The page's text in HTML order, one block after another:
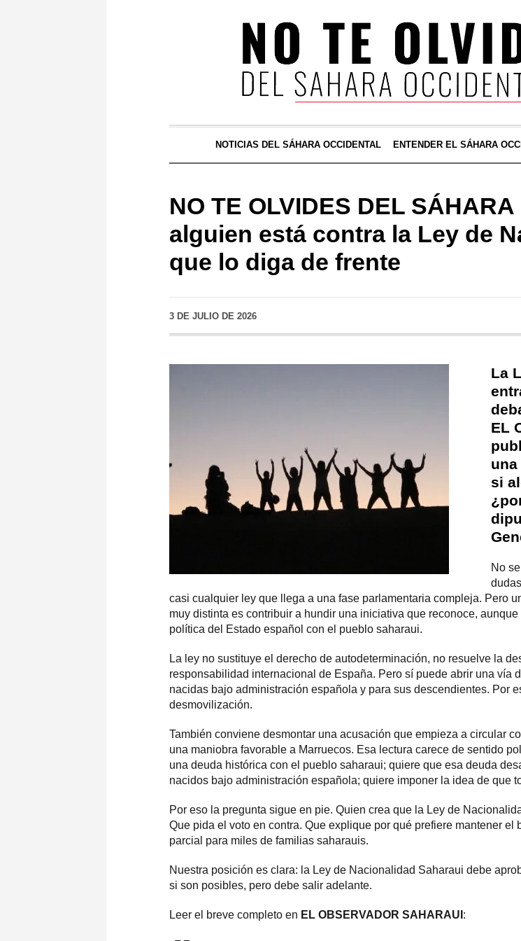
NOTICIAS DEL SÁHARA OCCIDENTAL ENTENDER EL SÁHARA
NO TE OLVIDES DEL
alguien está contra la Ley de
que lo diga de frente
3 DE JULIO DE 2026
La
EL
si
No
casi cualquier ley que llega a una fase parlamentaria compleja. Pero
muy distinta es contribuir a hundir una iniciativa que reconoce,
política del Estado español con el pueblo saharaui.
La ley no sustituye el derecho de autodeterminación, no resuelve la
responsabilidad internacional de España. Pero sí puede abrir una vía
nacidas bajo administración española y para sus descendientes. Por
desmovilización.
También conviene desmontar una acusación que empieza a circular
una maniobra favorable a Marruecos. Esa lectura carece de sentido
una deuda histórica con el pueblo saharaui; quiere que esa deuda
nacidos bajo administración española; quiere imponer la idea de que
Por eso la pregunta sigue en pie. Quien crea que la Ley de
Que pida el voto en contra. Que explique por qué prefiere mantener
parcial para miles de familias saharauis.
Nuestra posición es clara: la Ley de Nacionalidad Saharaui debe
si son posibles, pero debe salir adelante.
Leer el breve completo en EL OBSERVADOR SAHARAUI :